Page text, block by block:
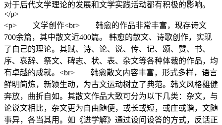
对于后代文学理论的发展和文学实践活动都有积极的影响。
</p>
<p> 文学创作<br> 韩愈的作品非常丰富，现存诗文
700余篇，其中散文近400篇。 韩愈的散文、诗歌创作，实现
了自己的理论。其赋、诗、论、说、传、记、颂、赞、书、
序、哀辞、祭文、碑志、状、表、杂文等各种体裁的作品，均
有卓越的成就。<br> 韩愈散文内容丰富，形式多样，语言
鲜明简炼，新颖生动，为古文运动树立了典范。韩文风格雄健
奔放，曲折自如。其散文作品大致可分为以下几类：杂文，与
论说文相比，杂文更为自由随便，或长或短，或庄或谐，文随
事异，各当其用。如《进学解》通过设问设答的方式，反话正